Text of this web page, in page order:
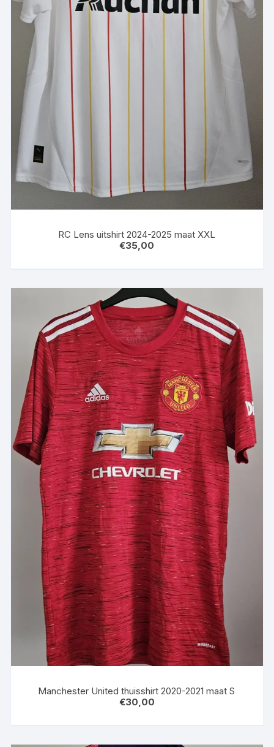
RC Lens uitshirt 2024-2025 maat XXL
€35,00
Manchester United thuisshirt 2020-2021 maat S
€30,00